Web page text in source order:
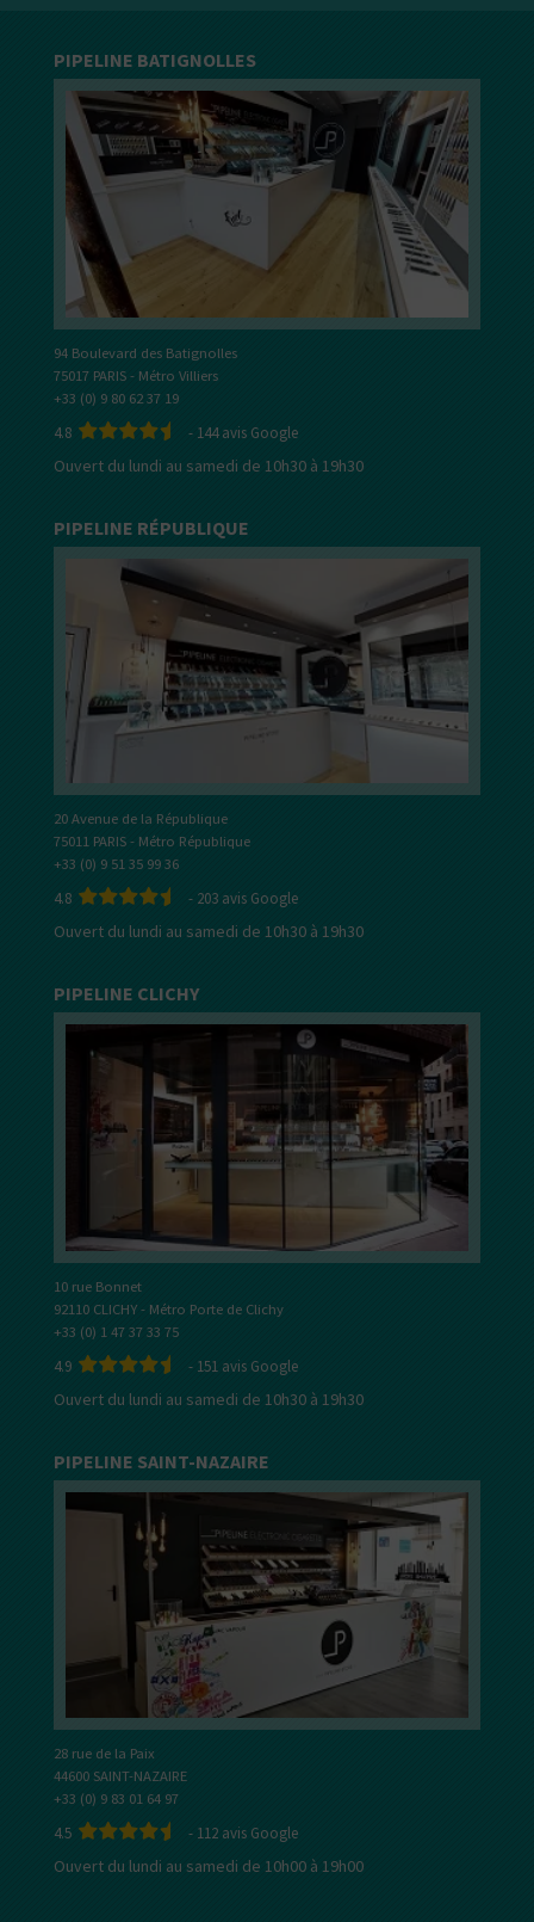
PIPELINE BATIGNOLLES
94 Boulevard des Batignolles
75017 PARIS - Métro Villiers
+33 (0) 9 80 62 37 19
4.8 - 144avis Google
Ouvert du lundi au samedi de 10h30 à 19h30
PIPELINE RÉPUBLIQUE
20 Avenue de la République
75011 PARIS - Métro République
+33 (0) 9 51 35 99 36
4.8 - 203 avis Google
Ouvert du lundi au samedi de 10h30 à 19h30
PIPELINE CLICHY
10 rue Bonnet
92110 CLICHY - Métro Porte de Clichy
+33 (0) 1 47 37 33 75
4.9 - 151 avis Google
Ouvert du lundi au samedi de 10h30 à 19h30
PIPELINE SAINT-NAZAIRE
28 rue de la Paix
44600 SAINT-NAZAIRE
+33 (0) 9 83 01 64 97
4.5 - 112 avis Google
Ouvert du lundi au samedi de 10h00 à 19h00